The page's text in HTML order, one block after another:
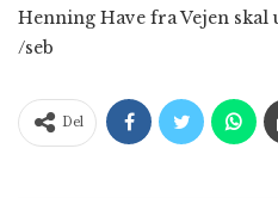
Henning Have fra Vejen
/seb
Del